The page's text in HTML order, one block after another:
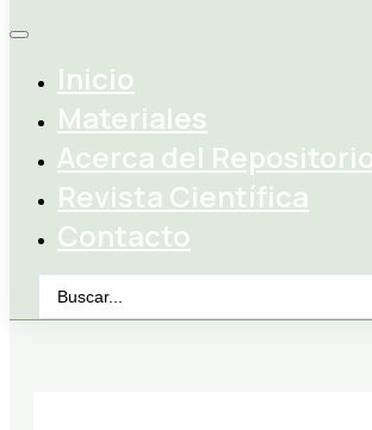
Inicio
Materiales
Acerca del Repositorio
Revista Científica
Contacto